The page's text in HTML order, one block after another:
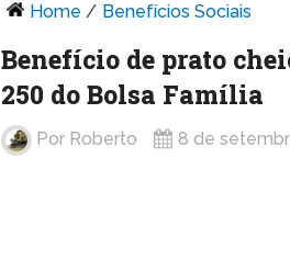
Home / Benefícios Sociais
Benefício de prato
250 do Bolsa Família
Por Roberto 8 de